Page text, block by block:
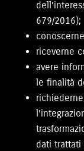
679/2016);
riceverne
avere
le finalità
dati trattati